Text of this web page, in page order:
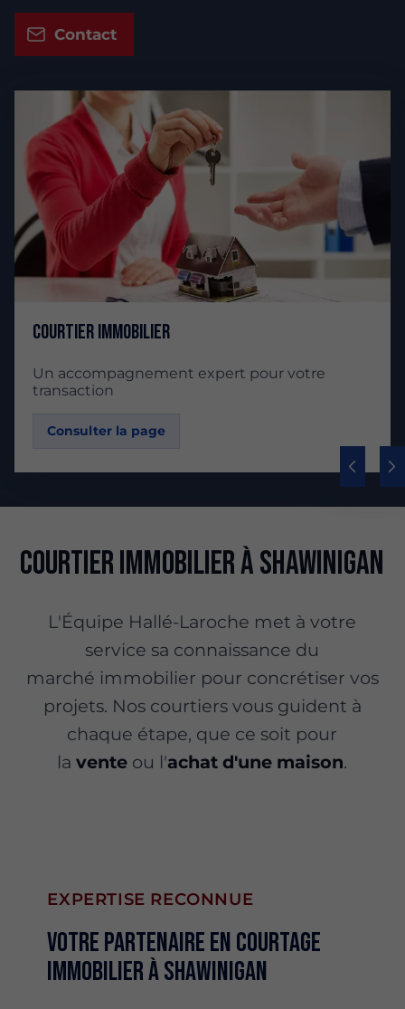
Contact
Courtier immobilier
Un accompagnement expert pour votre
transaction
Consulter la page
Courtier immobilier à Shawinigan
L'Équipe Hallé-Laroche met à votre
service sa connaissance du
marché immobilier pour concrétiser vos
projets. Nos courtiers vous guident à
chaque étape, que ce soit pour
lavente ou l'achat d'une maison.
EXPERTISE RECONNUE
Votre partenaire en courtage
immobilier à Shawinigan